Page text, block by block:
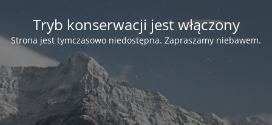
Tryb konserwacji jest włączony
Strona jest tymczasowo niedostępna. Zapraszamy niebawem.